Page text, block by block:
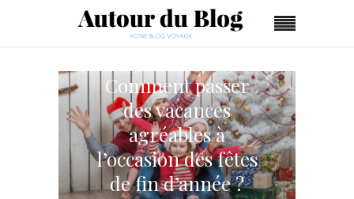
Comment passer
des vacances
agréables à
l’occasion des fêtes
de fin d’année ?